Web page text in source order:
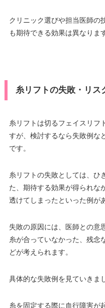
クリニック選びや担当医師の
も期待できる効果は異なりま
糸リフトの失敗・リス
糸リフトは切るフェイスリフ
すが、検討するなら失敗例な
です。
糸リフトの失敗としては、ひ
た、期待する効果が得られな
透けてしまったといった例が
失敗の原因には、医師との意
糸が合っていなかった、残念
どが考えられます。
具体的な失敗例を見ていきま
糸を固定する際に血行障害が